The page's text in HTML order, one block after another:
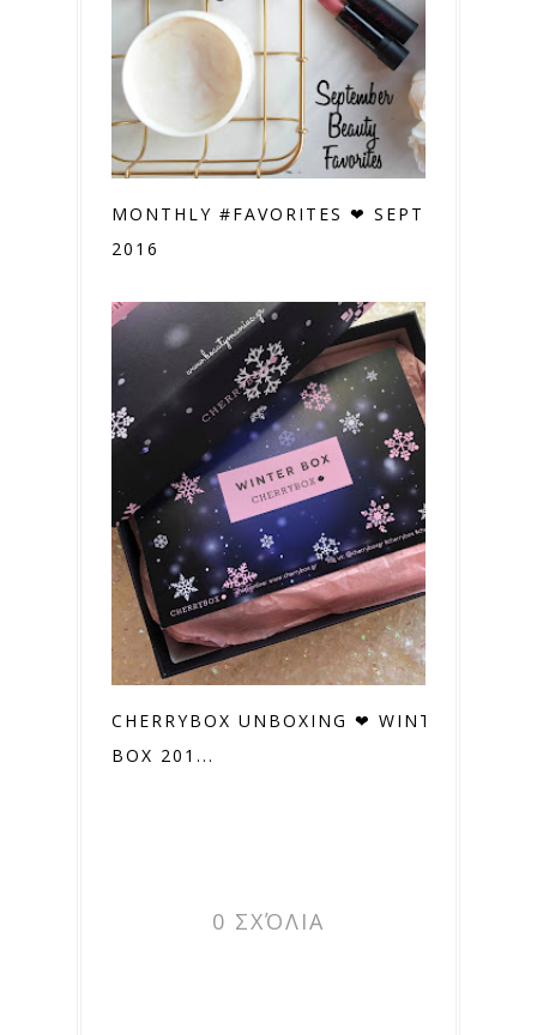
MONTHLY #FAVORITES ❤ SEPTEMBER
2016
CHERRYBOX UNBOXING ❤ WINTER
BOX 201...
0 ΣΧΌΛΙΑ